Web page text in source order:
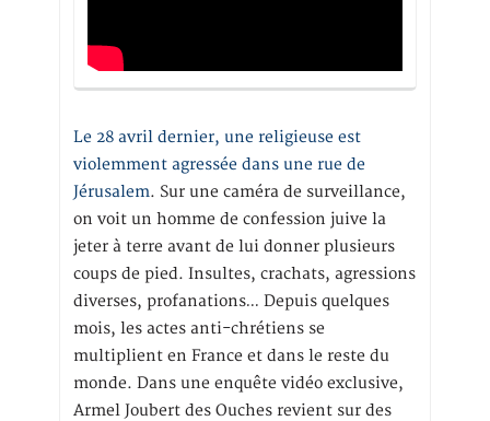
Le 28 avril dernier, une religieuse est
violemment agressée dans une rue de
Jérusalem. Sur une caméra de surveillance,
on voit un homme de confession juive la
jeter à terre avant de lui donner plusieurs
coups de pied. Insultes, crachats, agressions
diverses, profanations… Depuis quelques
mois, les actes anti-chrétiens se
multiplient en France et dans le reste du
monde. Dans une enquête vidéo exclusive,
Armel Joubert des Ouches revient sur des